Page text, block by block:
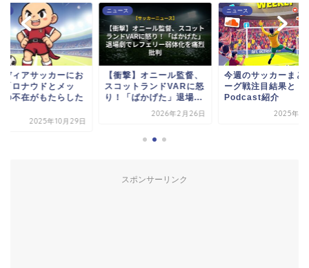
ディアサッカーにお
「ロナウドとメッ
の不在がもたらした
2025年10月29日
ニュース
【衝撃】オニール監督、
スコットランドVARに怒
り！「ばかげた」退場...
2026年2月26日
ニュース
今週のサッカーまと
ーグ戦注目結果と
Podcast紹介
2025年8
スポンサーリンク